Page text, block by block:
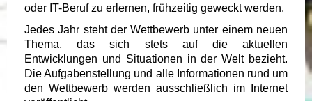
oder IT-Beruf zu erlernen, frühzeitig geweckt werden.
Jedes Jahr steht der Wettbewerb unter einem neuen
Thema, das sich stets auf die aktuellen
Entwicklungen und Situationen in der Welt bezieht.
Die Aufgabenstellung und alle Informationen rund um
den Wettbewerb werden ausschließlich im Internet